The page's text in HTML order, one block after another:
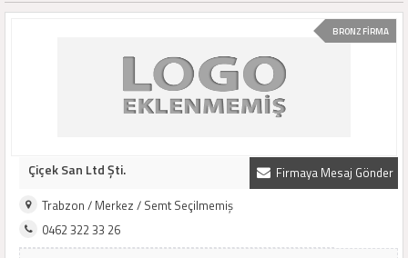
BRONZ FİRMA
Firmaya Mesaj Gönder
Çiçek San Ltd Şti.
Trabzon / Merkez / Semt Seçilmemiş
0462 322 33 26